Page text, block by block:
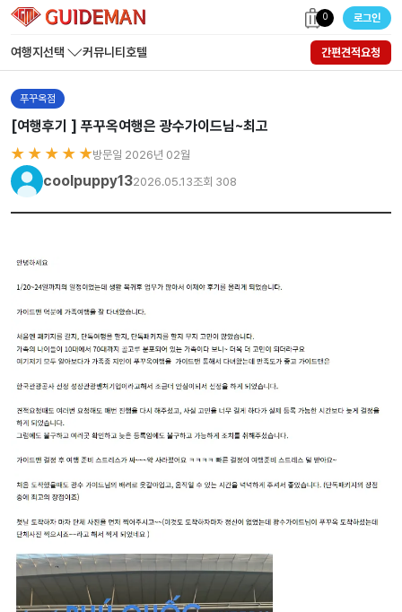
0 로그인
여행지선택 커뮤니티 호텔 간편견적요청
푸꾸옥점
[여행후기 ] 푸꾸옥여행은 광수가이드님~최고
★ ★ ★ ★ ★방문일 2026년 02월
coolpuppy132026.05.13조회 308